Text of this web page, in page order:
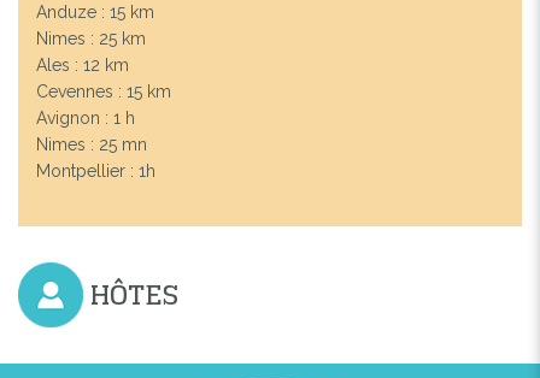
Anduze : 15 km
Nimes : 25 km
Ales : 12 km
Cevennes : 15 km
Avignon : 1 h
Nimes : 25 mn
Montpellier : 1h
HÔTES